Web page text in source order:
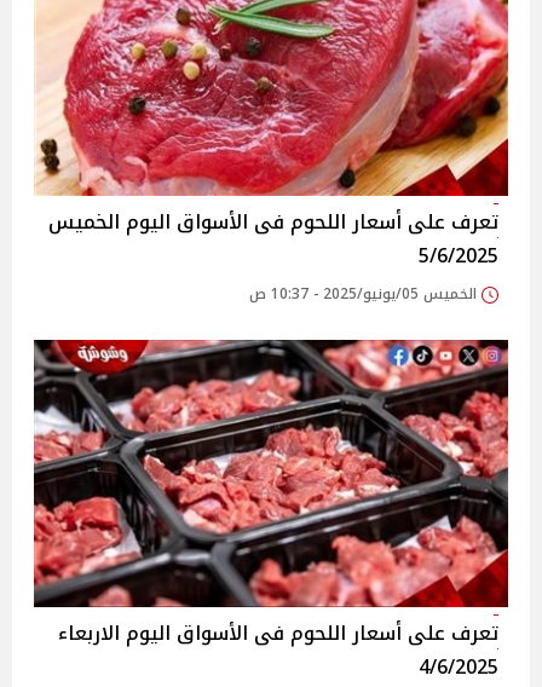
تعرف على أسعار اللحوم فى الأسواق‎‎ اليوم الخميس
5/6/2025
الخميس 05/يونيو/2025 - 10:37 ص
تعرف على أسعار اللحوم فى الأسواق‎‎ اليوم الاربعاء
4/6/2025